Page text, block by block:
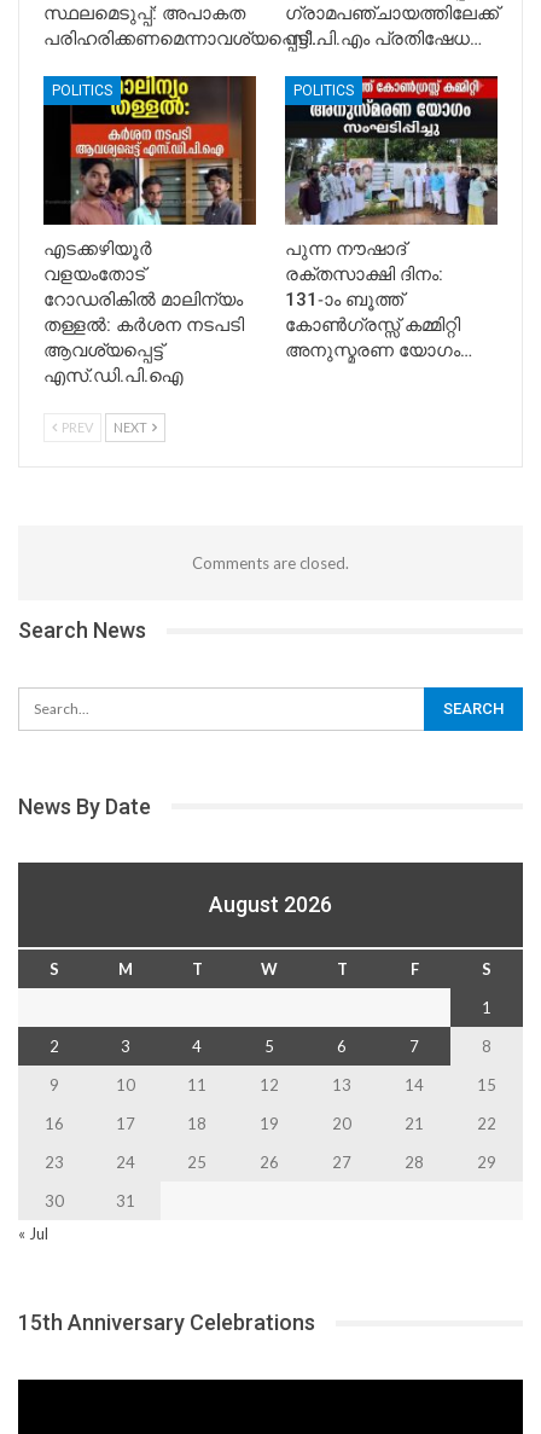
സ്ഥലമെടുപ്പ്: അപാകത
പരിഹരിക്കണമെന്നാവശ്യപ്പെട്ട്…
ഗ്രാമപഞ്ചായത്തിലേക്ക്
സി.പി.എം പ്രതിഷേധ…
POLITICS
എടക്കഴിയൂർ
വളയംതോട്
റോഡരികിൽ മാലിന്യം
തള്ളൽ: കർശന നടപടി
ആവശ്യപ്പെട്ട്
എസ്.ഡി.പി.ഐ
POLITICS
പുന്ന നൗഷാദ്
രക്തസാക്ഷി ദിനം:
131-ാം ബൂത്ത്
കോൺഗ്രസ്സ് കമ്മിറ്റി
അനുസ്മരണ യോഗം…
PREV NEXT
Comments are closed.
Search News
News By Date
August 2026
S M T W T F
S
1
2
3 4 5 6 7
8
9
10 11 12 13 14
15
16
17 18 19 20 21
22
23
24 25 26 27 28
29
30
31
« Jul
15th Anniversary Celebrations